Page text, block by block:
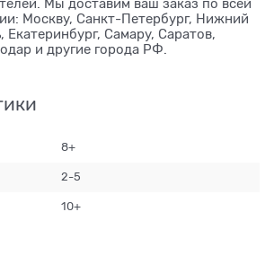
Мы доставим ваш заказ по всей
Москву, Санкт-Петербург, Нижний
Екатеринбург, Самару, Саратов,
и другие города РФ.
8+
2-5
10+